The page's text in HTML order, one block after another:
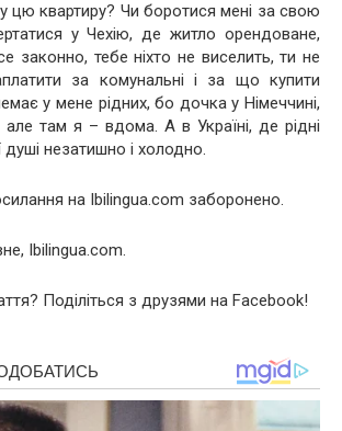
цю квартиру? Чи боротися мені за свою
у Чехію, де житло орендоване,
законно, тебе ніхто не виселить, ти не
за комунальні і за що купити
у мене рідних, бо дочка у Німеччині,
там я – вдома. А в Україні, де рідні
душі незатишно і холодно.
на Ibilingua.com заборонено.
Ibilingua.com.
Поділіться з друзями на Facebook!